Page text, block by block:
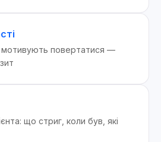
мотивують повертатися —
що стриг, коли був, які